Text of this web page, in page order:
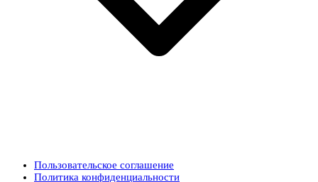
Пользовательское соглашение
Политика конфиденциальности